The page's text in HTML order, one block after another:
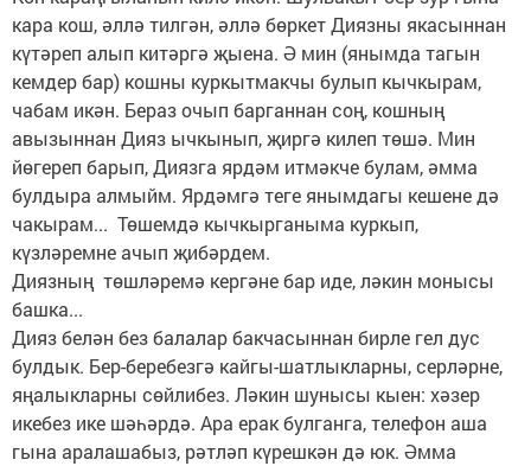
кара кош, әллә тилгән, әллә бөркет Диязны якасыннан
күтәреп алып китәргә җыена. Ә мин (янымда тагын
кемдер бар) кошны куркытмакчы булып кычкырам,
чабам икән. Бераз очып барганнан соң, кошның
авызыннан Дияз ычкынып, җиргә килеп төшә. Мин
йөгереп барып, Диязга ярдәм итмәкче булам, әмма
булдыра алмыйм. Ярдәмгә теге янымдагы кешене дә
чакырам... Төшемдә кычкырганыма куркып,
күзләремне ачып җибәрдем.
Диязның төшләремә кергәне бар иде, ләкин монысы
башка...
Дияз белән без балалар бакчасыннан бирле гел дус
булдык. Бер-беребезгә кайгы-шатлыкларны, серләрне,
яңалыкларны сөйлибез. Ләкин шунысы кыен: хәзер
икебез ике шәһәрдә. Ара ерак булганга, телефон аша
гына аралашабыз, рәтләп күрешкән дә юк. Әмма